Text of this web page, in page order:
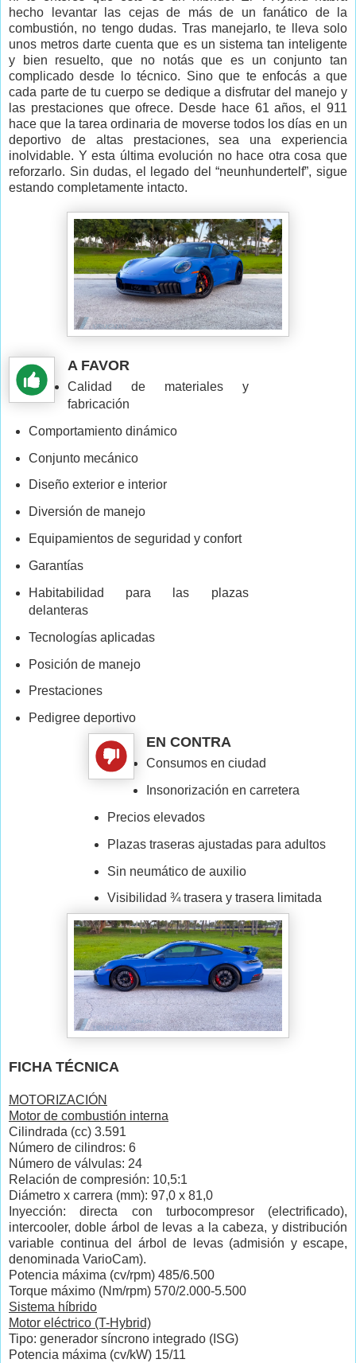
hecho levantar las cejas de más de un fanático de la
combustión, no tengo dudas. Tras manejarlo, te lleva solo
unos metros darte cuenta que es un sistema tan inteligente
y bien resuelto, que no notás que es un conjunto tan
complicado desde lo técnico. Sino que te enfocás a que
cada parte de tu cuerpo se dedique a disfrutar del manejo y
las prestaciones que ofrece. Desde hace 61 años, el 911
hace que la tarea ordinaria de moverse todos los días en un
deportivo de altas prestaciones, sea una experiencia
inolvidable. Y esta última evolución no hace otra cosa que
reforzarlo. Sin dudas, el legado del“neunhundertelf”, sigue
estando completamente intacto.
A FAVOR
Calidad de materiales y
fabricación
Comportamiento dinámico
Conjunto mecánico
Diseño exterior e interior
Diversión de manejo
Equipamientos de seguridad y confort
Garantías
Habitabilidad para las plazas
delanteras
Tecnologías aplicadas
Posición de manejo
Prestaciones
Pedigree deportivo
EN CONTRA
Consumos en ciudad
Insonorización en carretera
Precios elevados
Plazas traseras ajustadas para adultos
Sin neumático de auxilio
Visibilidad ¾ trasera y trasera limitada
FICHA TÉCNICA
MOTORIZACIÓN
Motor de combustión interna
Cilindrada (cc) 3.591
Número de cilindros: 6
Número de válvulas: 24
Relación de compresión: 10,5:1
Diámetro x carrera (mm): 97,0 x 81,0
Inyección: directa con turbocompresor (electrificado),
intercooler, doble árbol de levas a la cabeza, y distribución
variable continua del árbol de levas (admisión y escape,
denominada VarioCam).
Potencia máxima (cv/rpm) 485/6.500
Torque máximo (Nm/rpm) 570/2.000-5.500
Sistema híbrido
Motor eléctrico (T-Hybrid)
Tipo: generador síncrono integrado (ISG)
Potencia máxima (cv/kW) 15/11